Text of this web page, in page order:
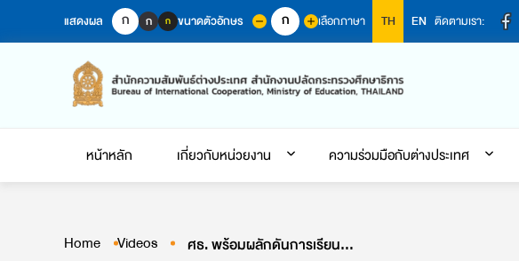
แสดงผล ก ก ก ขนาดตัวอักษร ก เลือกภาษา TH EN ติดตามเรา:
หน้าหลัก เกี่ยวกับหน่วยงาน ความร่วมมือกับต่างประเทศ
Home Videos ศธ. พร้อมผลักดันการเรียนการสอนด้าน STEM ในภูมิภาคเอเชียตะวันออกเฉียงใต้